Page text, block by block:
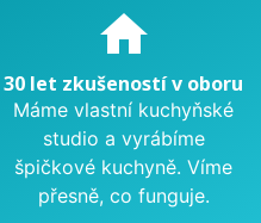
home
30 let zkušeností v oboru
Máme vlastní kuchyňské
studio a vyrábíme
špičkové kuchyně. Víme
přesně, co funguje.